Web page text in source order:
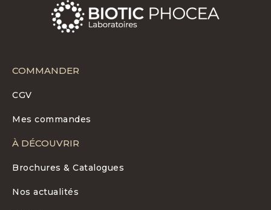
COMMANDER
CGV
Mes commandes
À DÉCOUVRIR
Brochures & Catalogues
Nos actualités